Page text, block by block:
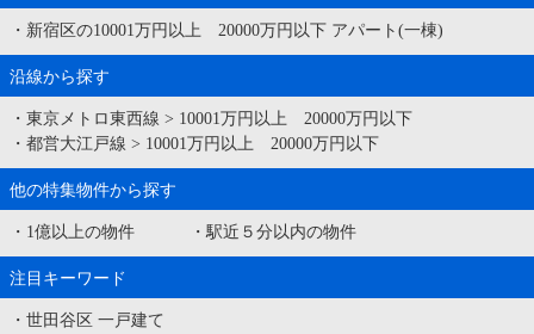
・ 新宿区の10001万円以上 20000万円以下 アパート(一棟)
沿線から探す
・ 東京メトロ東西線 > 10001万円以上 20000万円以下
・ 都営大江戸線 > 10001万円以上 20000万円以下
他の特集物件から探す
・ 1億以上の物件 ・駅近５分以内の物件
注目キーワード
・ 世田谷区 一戸建て